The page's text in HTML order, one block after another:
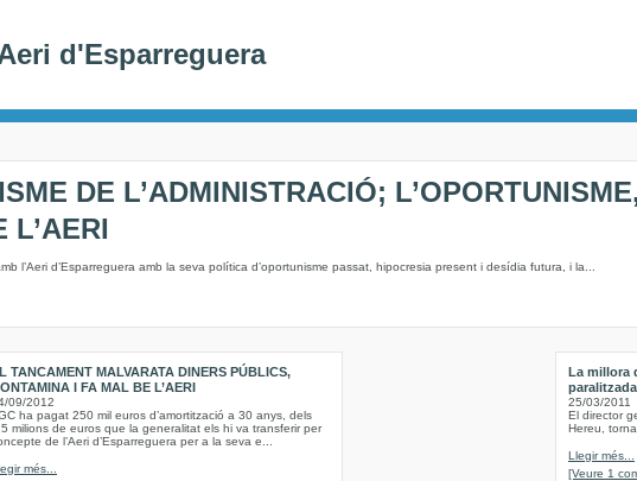
d'Esparreguera
DE L’ADMINISTRACIÓ;
L’AERI
l’Aeri d’Esparreguera amb la seva política d’oportunisme passat, hipocresia present i desídia futura, i la...
TANCAMENT MALVARATA DINERS PÚBLICS,
I FA MAL BE L’AERI
09/2012
ha pagat 250 mil euros d’amortització a 30 anys, dels
milions de euros que la generalitat els hi va transferir per
de l’Aeri d’Esparreguera per a la seva e...
més...
La millora
25/03/2011
El director
Hereu,
Llegir més...
[Veure 1